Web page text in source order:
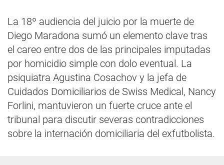
La 18º audiencia del juicio por la muerte de
Diego Maradona sumó un elemento clave tras
el careo entre dos de las principales imputadas
por homicidio simple con dolo eventual. La
psiquiatra Agustina Cosachov y la jefa de
Cuidados Domiciliarios de Swiss Medical, Nancy
Forlini, mantuvieron un fuerte cruce ante el
tribunal para discutir severas contradicciones
sobre la internación domiciliaria del exfutbolista.